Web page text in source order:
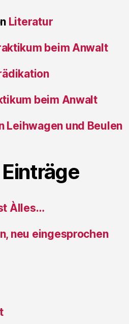
Literatur
beim Anwalt
beim Anwalt
Leihwagen und Beulen
Àlles…
neu eingesprochen